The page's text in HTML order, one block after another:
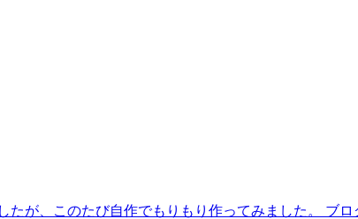
が、このたび自作でもりもり作ってみました。 ブロ